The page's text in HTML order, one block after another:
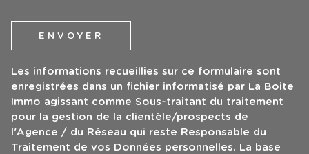
ENVOYER
Les informations recueillies sur ce formulaire sont
enregistrées dans un fichier informatisé par La Boite
Immo agissant comme Sous-traitant du traitement
pour la gestion de la clientèle/prospects de
l'Agence / du Réseau qui reste Responsable du
Traitement de vos Données personnelles. La base